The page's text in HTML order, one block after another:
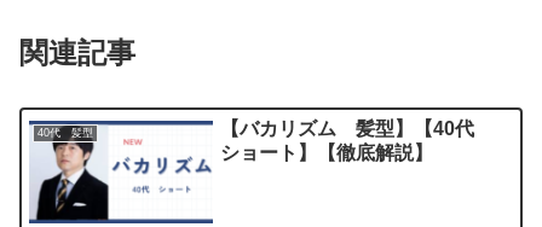
関連記事
40代 髪型
【バカリズム 髪型】【40代
ショート】【徹底解説】